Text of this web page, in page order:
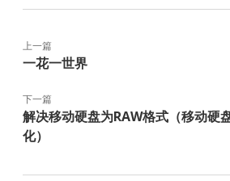
上一篇
一花一世界
下一篇
解决移动硬盘为RAW格式（移动硬
化）